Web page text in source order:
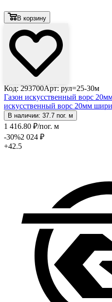
В корзину
Код: 293700Арт: рул=25-30м
Газон искуcственный ворс
искуcственный ворс 20мм
В наличии: 37.7 пог. м
1 416.80 ₽/пог. м
-30%2 024 ₽
+42.5